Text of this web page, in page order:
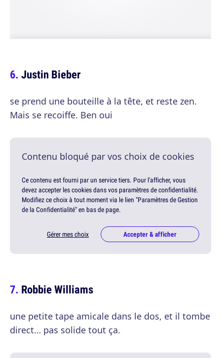
Justin Bieber
se prend une bouteille à la tête, et reste zen.
Mais se recoiffe. Ben oui
Contenu bloqué par vos choix de cookies
Ce contenu est fourni par un service tiers. Pour l'afficher, vous
devez accepter les cookies dans vos paramètres de confidentialité.
Modifiez ce choix à tout moment via le lien "Paramètres de Gestion
de la Confidentialité" en bas de page.
Gérer mes choix Accepter & afficher
Robbie Williams
une petite tape amicale dans le dos, et il tombe
direct… pas solide tout ça.